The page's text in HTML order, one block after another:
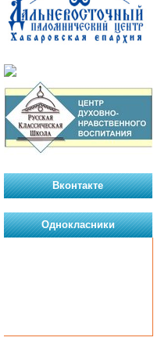
Вконтакте
Однокласники